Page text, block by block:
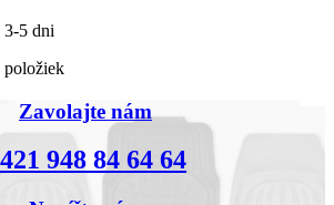
3-5 dni
položiek
Zavolajte nám
948 84 64 64